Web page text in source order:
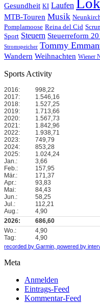
Gesundheit KI Laufen
MTB-Touren Musik
Pomplamoose Reina del Cid
Sport Steuern Steuerreform
Stromspeicher Tommy
Wandern Weihnachten Wiener
Sports Activity
2016: 998,22
2017:
1.546,16
2018:
1.527,25
2019:
1.713,66
2020:
1.567,73
2021:
1.842,96
2022:
1.938,71
2023:
749,79
2024:
853,28
2025:
1.024,24
Jan.:
3,66
Feb.:
157,95
Mär.:
171,37
Apr.:
93,83
Mai:
84,43
Jun.:
58,25
Jul.:
112,21
Aug.:
4,90
2026:
686,60
Wo.:
4,90
Tag:
4,90
recorded by Garmin, powered by
Meta
Anmelden
Eintrags-Feed
Kommentar-Feed